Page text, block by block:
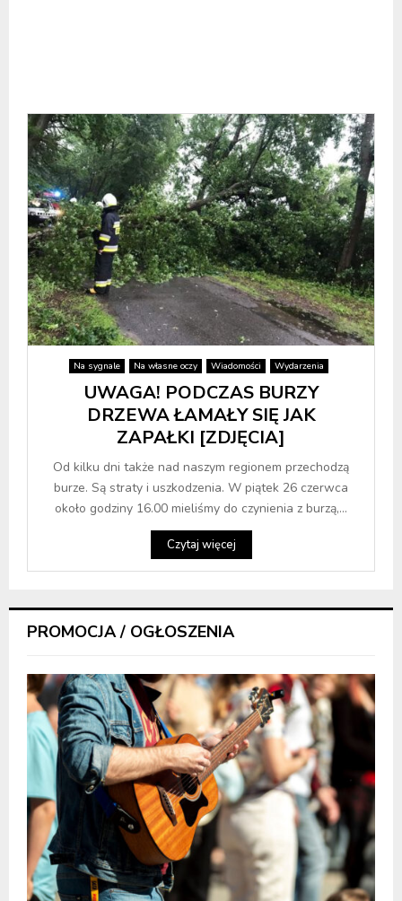
Na sygnale Na własne oczy Wiadomości Wydarzenia
UWAGA! PODCZAS BURZY
DRZEWA ŁAMAŁY SIĘ JAK
ZAPAŁKI [ZDJĘCIA]
Od kilku dni także nad naszym regionem przechodzą
burze. Są straty i uszkodzenia. W piątek 26 czerwca
około godziny 16.00 mieliśmy do czynienia z burzą,...
Czytaj więcej
PROMOCJA / OGŁOSZENIA